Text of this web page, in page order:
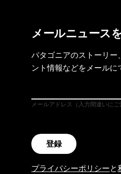
メールニュース
パタゴニアのストーリ
ント情報などをメールに
メールアドレス（入力間違いにご
登録
プライバシーポリシーと